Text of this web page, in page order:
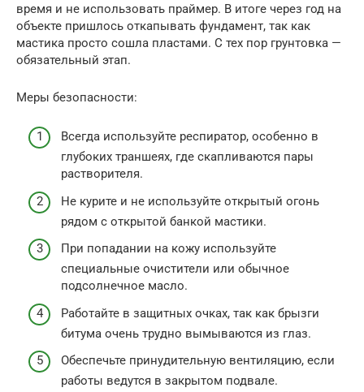
время и не использовать праймер. В итоге через год на
объекте пришлось откапывать фундамент, так как
мастика просто сошла пластами. С тех пор грунтовка —
обязательный этап.
Меры безопасности:
Всегда используйте респиратор, особенно в
глубоких траншеях, где скапливаются пары
растворителя.
Не курите и не используйте открытый огонь
рядом с открытой банкой мастики.
При попадании на кожу используйте
специальные очистители или обычное
подсолнечное масло.
Работайте в защитных очках, так как брызги
битума очень трудно вымываются из глаз.
Обеспечьте принудительную вентиляцию, если
работы ведутся в закрытом подвале.